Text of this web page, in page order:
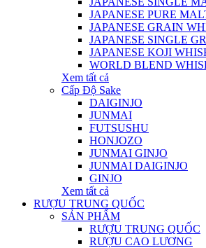
JAPANESE PURE
JAPANESE GRAIN
JAPANESE SINGLE
JAPANESE KOJI
WORLD BLEND
Xem tất cả
Cấp Độ Sake
DAIGINJO
JUNMAI
FUTSUSHU
HONJOZO
JUNMAI GINJO
JUNMAI DAIGINJO
GINJO
Xem tất cả
RƯỢU TRUNG QUỐC
SẢN PHẨM
RƯỢU TRUNG QUỐC
RƯỢU CAO LƯƠNG